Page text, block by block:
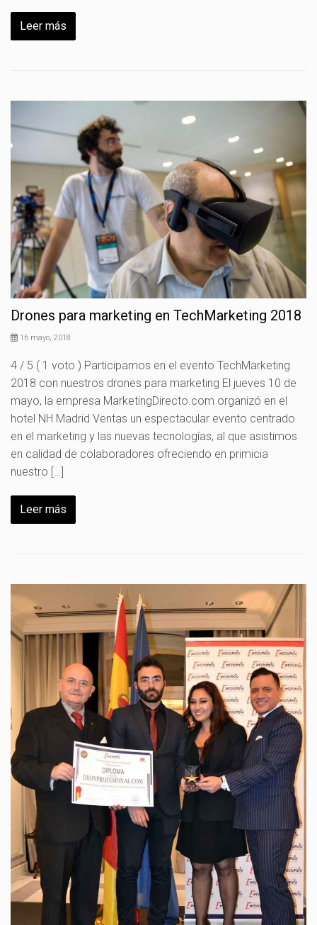
Leer más
Drones para marketing en TechMarketing 2018
16 mayo, 2018
4 / 5 ( 1 voto ) Participamos en el evento TechMarketing
2018 con nuestros drones para marketing El jueves 10 de
mayo, la empresa MarketingDirecto.com organizó en el
hotel NH Madrid Ventas un espectacular evento centrado
en el marketing y las nuevas tecnologías, al que asistimos
en calidad de colaboradores ofreciendo en primicia
nuestro […]
Leer más